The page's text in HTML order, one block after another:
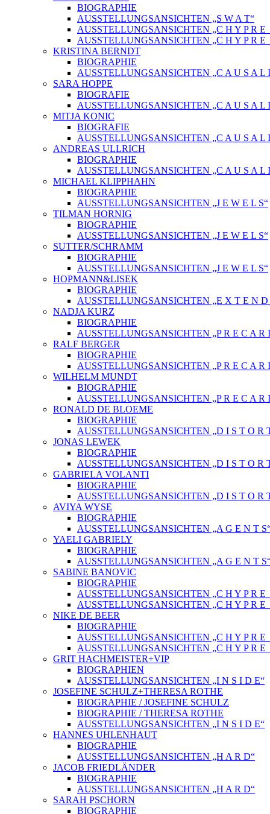
BIOGRAPHIE
AUSSTELLUNGSANSICHTEN „S W A T“
AUSSTELLUNGSANSICHTEN „C H Y P R
AUSSTELLUNGSANSICHTEN „C H Y P R
KRISTINA BERNDT
BIOGRAPHIE
AUSSTELLUNGSANSICHTEN „C A U S A L
SARA HOPPE
BIOGRAFIE
AUSSTELLUNGSANSICHTEN „C A U S A L
MITJA KONIC
BIOGRAFIE
AUSSTELLUNGSANSICHTEN „C A U S A L
ANDREAS ULLRICH
BIOGRAPHIE
AUSSTELLUNGSANSICHTEN „C A U S A L
MICHAEL KLIPPHAHN
BIOGRAPHIE
AUSSTELLUNGSANSICHTEN „J E W E L S“
TILMAN HORNIG
BIOGRAPHIE
AUSSTELLUNGSANSICHTEN „J E W E L S“
SUTTER/SCHRAMM
BIOGRAPHIE
AUSSTELLUNGSANSICHTEN „J E W E L S“
HOPMANN&LISEK
BIOGRAPHIE
AUSSTELLUNGSANSICHTEN „E X T E N D
NADJA KURZ
BIOGRAPHIE
AUSSTELLUNGSANSICHTEN „P R E C A R
RALF BERGER
BIOGRAPHIE
AUSSTELLUNGSANSICHTEN „P R E C A R
WILHELM MUNDT
BIOGRAPHIE
AUSSTELLUNGSANSICHTEN „P R E C A R
RONALD DE BLOEME
BIOGRAPHIE
AUSSTELLUNGSANSICHTEN „D I S T O R
JONAS LEWEK
BIOGRAPHIE
AUSSTELLUNGSANSICHTEN „D I S T O R
GABRIELA VOLANTI
BIOGRAPHIE
AUSSTELLUNGSANSICHTEN „D I S T O R
AVIYA WYSE
BIOGRAPHIE
AUSSTELLUNGSANSICHTEN „A G E N T
YAELI GABRIELY
BIOGRAPHIE
AUSSTELLUNGSANSICHTEN „A G E N T
SABINE BANOVIC
BIOGRAPHIE
AUSSTELLUNGSANSICHTEN „C H Y P R
AUSSTELLUNGSANSICHTEN „C H Y P R
NIKE DE BEER
BIOGRAPHIE
AUSSTELLUNGSANSICHTEN „C H Y P R
AUSSTELLUNGSANSICHTEN „C H Y P R
GRIT HACHMEISTER+VIP
BIOGRAPHIEN
AUSSTELLUNGSANSICHTEN „I N S I D E“
JOSEFINE SCHULZ+THERESA ROTHE
BIOGRAPHIE / JOSEFINE SCHULZ
BIOGRAPHIE / THERESA ROTHE
AUSSTELLUNGSANSICHTEN „I N S I D E“
HANNES UHLENHAUT
BIOGRAPHIE
AUSSTELLUNGSANSICHTEN „H A R D“
JACOB FRIEDLÄNDER
BIOGRAPHIE
AUSSTELLUNGSANSICHTEN „H A R D“
SARAH PSCHORN
BIOGRAPHIE